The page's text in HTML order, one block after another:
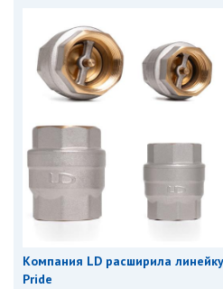
Компания LD расширила
Pride